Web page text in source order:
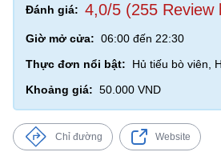
Đánh giá: 4,0/5 (255 Review
Giờ mở cửa: 06:00 đến 22:30
Thực đơn nổi bật:
Hủ tiếu bò viên,
Khoảng giá: 50.000 VND
Chỉ đường Website